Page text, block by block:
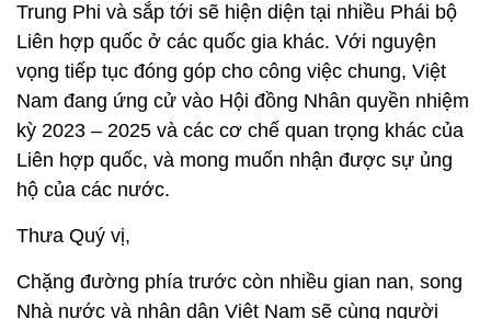
Trung Phi và sắp tới sẽ hiện diện tại nhiều Phái bộ
Liên hợp quốc ở các quốc gia khác. Với nguyện
vọng tiếp tục đóng góp cho công việc chung, Việt
Nam đang ứng cử vào Hội đồng Nhân quyền nhiệm
kỳ 2023 – 2025 và các cơ chế quan trọng khác của
Liên hợp quốc, và mong muốn nhận được sự ủng
hộ của các nước.
Thưa Quý vị,
Chặng đường phía trước còn nhiều gian nan, song
Nhà nước và nhân dân Việt Nam sẽ cùng người